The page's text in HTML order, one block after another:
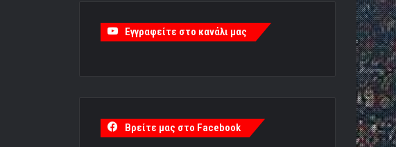
Εγγραφείτε στο κανάλι μας
Βρείτε μας στο Facebook